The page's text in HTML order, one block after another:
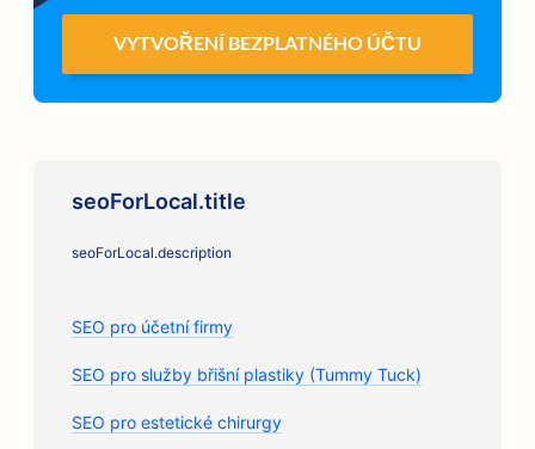
VYTVOŘENÍ BEZPLATNÉHO ÚČTU
seoForLocal.title
seoForLocal.description
SEO pro účetní firmy
SEO pro služby břišní plastiky (Tummy Tuck)
SEO pro estetické chirurgy